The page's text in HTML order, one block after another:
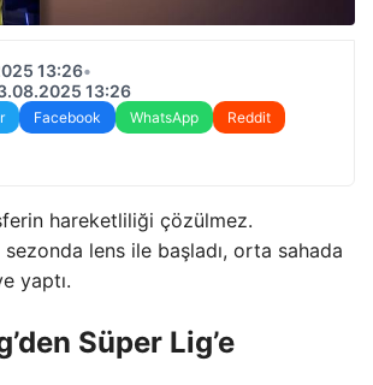
13:26•
13:26
Facebook WhatsApp
Reddit
hareketliliği çözülmez.
lens ile başladı, orta sahada
yaptı.
Süper Lig’e